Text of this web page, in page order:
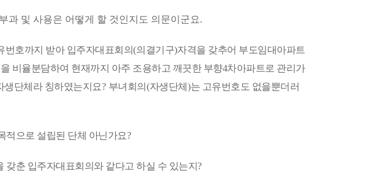
과 및 사용은 어떻게 할 것인지도 의문이군요.
번호까지 받아 입주자대표회의(의결기구)자격을 갖추어 부도임대아파트
비율분담하여 현재까지 아주 조용하고 깨끗한 부향4차아파트로 관리가
생단체라 칭하였는지요? 부녀회의 (자생단체 )는 고유번호도 없을뿐더러
적으로 설립된 단체 아닌가요?
춘 입주자대표회의와 같다고 하실 수 있는지 ?